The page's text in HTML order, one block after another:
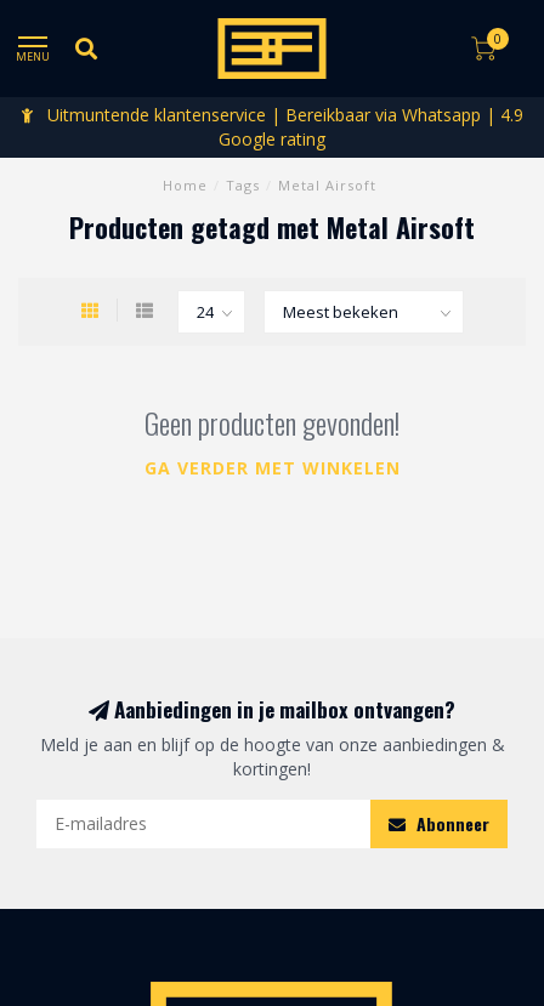
MENU
0
Uitmuntende klantenservice | Bereikbaar via Whatsapp | 4.9
Google rating
Home Tags Metal Airsoft
Producten getagd met Metal Airsoft
Geen producten gevonden!
GA VERDER MET WINKELEN
Aanbiedingen in je mailbox ontvangen?
Meld je aan en blijf op de hoogte van onze aanbiedingen &
kortingen!
Abonneer